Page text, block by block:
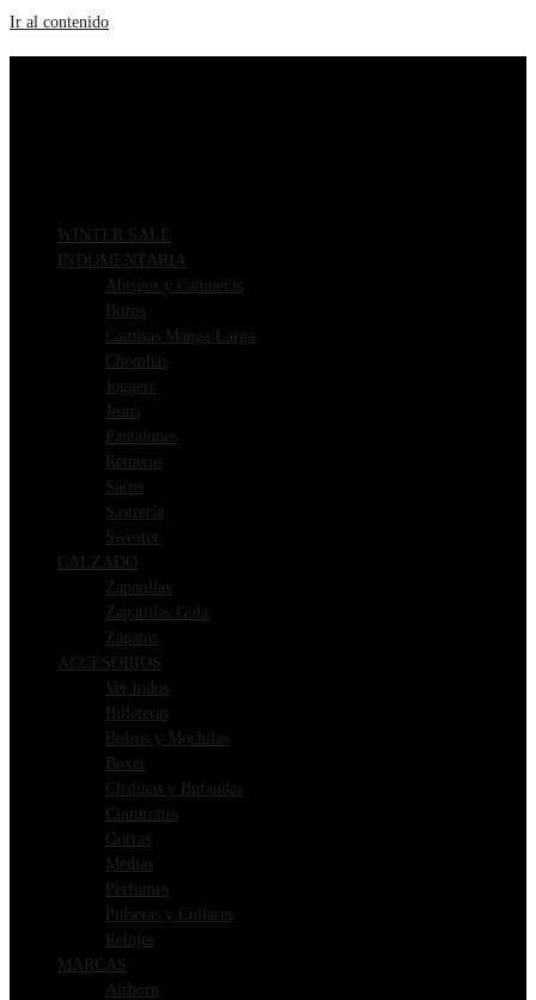
Ir al contenido
WINTER SALE
INDUMENTARIA
Abrigos y Camperas
Buzos
Camisas Manga Larga
Chombas
Joggers
Jeans
Pantalones
Remeras
Sacos
Sastrería
Sweater
CALZADO
Zapatillas
Zapatillas Gola
Zapatos
ACCESORIOS
Ver todos
Billeteras
Bolsos y Mochilas
Boxer
Chalinas y Bufandas
Cinturones
Gorras
Medias
Perfumes
Pulseras y Collares
Relojes
MARCAS
Airborn